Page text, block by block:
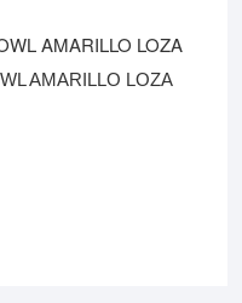
AMARILLO LOZA